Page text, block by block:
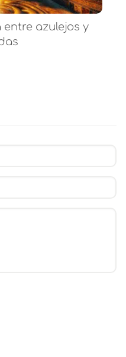
entre azulejos y